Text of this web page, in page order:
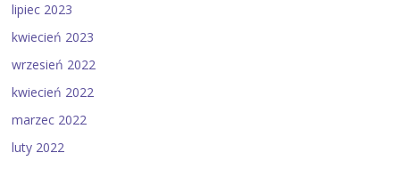
lipiec 2023
kwiecień 2023
wrzesień 2022
kwiecień 2022
marzec 2022
luty 2022